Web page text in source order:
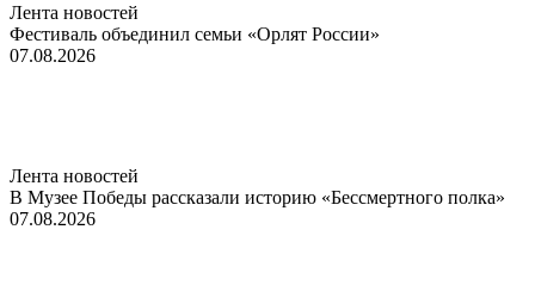
Лента новостей
Фестиваль объединил семьи «Орлят России»
07.08.2026
Лента новостей
В Музее Победы рассказали историю «Бессмертного полка»
07.08.2026